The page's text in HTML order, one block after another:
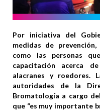
Por iniciativa del
medidas de
como las personas
capacitación acerca
alacranes y roedores.
autoridades de la
Bromatología a cargo
que “es muy importante